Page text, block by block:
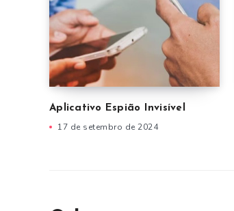
Aplicativo Espião Invisível
17 de setembro de 2024